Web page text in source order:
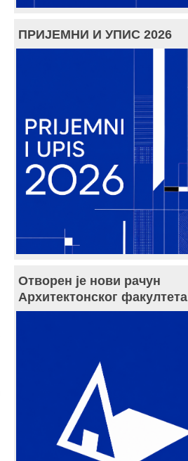
ПРИЈЕМНИ И УПИС 2026
Отворен је нови рачун
Архитектонског факултета